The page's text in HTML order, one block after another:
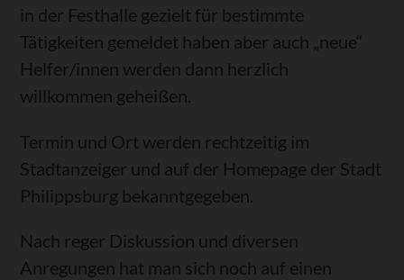
in der Festhalle gezielt für bestimmte
Tätigkeiten gemeldet haben aber auch „neue“
Helfer/innen werden dann herzlich
willkommen geheißen.
Termin und Ort werden rechtzeitig im
Stadtanzeiger und auf der Homepage der Stadt
Philippsburg bekanntgegeben.
Nach reger Diskussion und diversen
Anregungen hat man sich noch auf einen